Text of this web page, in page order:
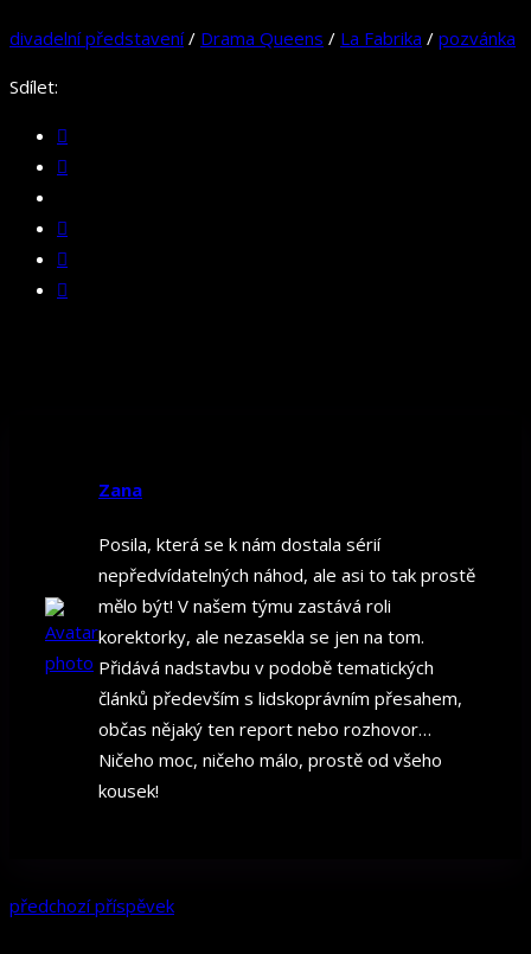
divadelní představení/ Drama Queens / La Fabrika / pozvánka
Sdílet:
Zana
Posila, která se k nám dostala sérií
nepředvídatelných náhod, ale asi to tak prostě
mělo být! V našem týmu zastává roli
korektorky, ale nezasekla se jen na tom.
Přidává nadstavbu v podobě tematických
článků především s lidskoprávním přesahem,
občas nějaký ten report nebo rozhovor…
Ničeho moc, ničeho málo, prostě od všeho
kousek!
předchozí příspěvek